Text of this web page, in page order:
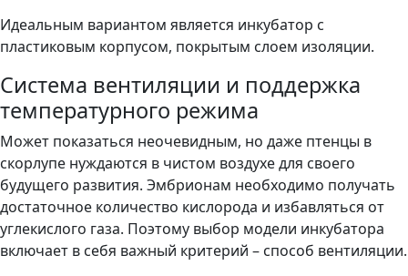
Идеальным вариантом является инкубатор с
пластиковым корпусом, покрытым слоем изоляции.
Система вентиляции и поддержка
температурного режима
Может показаться неочевидным, но даже птенцы в
скорлупе нуждаются в чистом воздухе для своего
будущего развития. Эмбрионам необходимо получать
достаточное количество кислорода и избавляться от
углекислого газа. Поэтому выбор модели инкубатора
включает в себя важный критерий – способ вентиляции.